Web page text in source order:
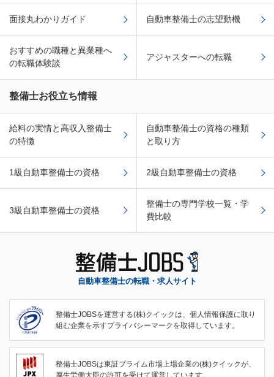
面接丸わかりガイド 自動車整備士の志望動機
おすすめの職種と異業種へ
の転職体験談
アジャスターへの転職
整備士お役立ち情報
給料の実情と高収入整備士
の特徴
自動車整備士の資格の種類
と取り方
1級自動車整備士の資格 2級自動車整備士の資格
3級自動車整備士の資格
整備士の専門学校一覧・学
費比較
自動車整備士の転職・求人サイト
整備士JOBSを運営する(株)クイックは、個人情報保護に取り
組む企業を示すプライバシーマークを取得しています。
整備士JOBSは東証プライム市場上場企業の(株)クイックが、